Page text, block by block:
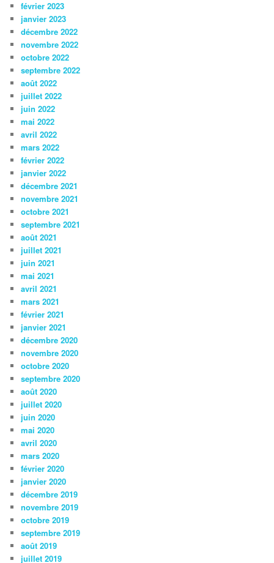
février 2023
janvier 2023
décembre 2022
novembre 2022
octobre 2022
septembre 2022
août 2022
juillet 2022
juin 2022
mai 2022
avril 2022
mars 2022
février 2022
janvier 2022
décembre 2021
novembre 2021
octobre 2021
septembre 2021
août 2021
juillet 2021
juin 2021
mai 2021
avril 2021
mars 2021
février 2021
janvier 2021
décembre 2020
novembre 2020
octobre 2020
septembre 2020
août 2020
juillet 2020
juin 2020
mai 2020
avril 2020
mars 2020
février 2020
janvier 2020
décembre 2019
novembre 2019
octobre 2019
septembre 2019
août 2019
juillet 2019